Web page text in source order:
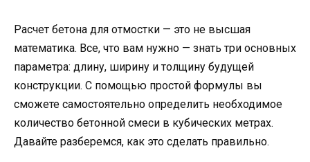
Расчет бетона для отмостки — это не высшая
математика. Все, что вам нужно — знать три основных
параметра: длину, ширину и толщину будущей
конструкции. С помощью простой формулы вы
сможете самостоятельно определить необходимое
количество бетонной смеси в кубических метрах.
Давайте разберемся, как это сделать правильно.